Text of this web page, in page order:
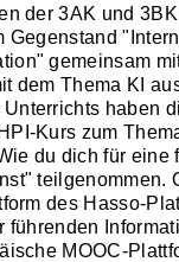
der 3AK und
Gegenstand
gemeinsam
dem Thema KI
haben
Kurs zum
du dich für eine
teilgenommen.
des Hasso-
führenden
MOOC-